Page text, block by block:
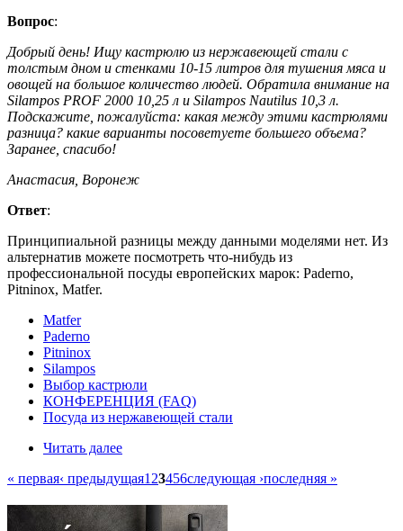
Вопрос:
Добрый день! Ищу кастрюлю из нержавеющей стали с
толстым дном и стенками 10-15 литров для тушения мяса и
овощей на большое количество людей. Обратила внимание на
Silampos PROF 2000 10,25 л и Silampos Nautilus 10,3 л.
Подскажите, пожалуйста: какая между этими кастрюлями
разница? какие варианты посоветуете большего объема?
Заранее, спасибо!
Анастасия, Воронеж
Ответ:
Принципиальной разницы между данными моделями нет. Из
альтернатив можете посмотреть что-нибудь из
профессиональной посуды европейских марок: Paderno,
Pitninox, Matfer.
Matfer
Paderno
Pitninox
Silampos
Выбор кастрюли
КОНФЕРЕНЦИЯ (FAQ)
Посуда из нержавеющей стали
Читать далее
« первая‹ предыдущая1 23456следующая ›последняя »